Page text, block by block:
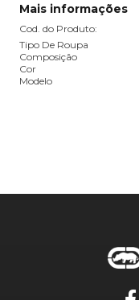
Mais informações
Cod. do Produto:
Tipo De Roupa
Composição
Cor
Modelo